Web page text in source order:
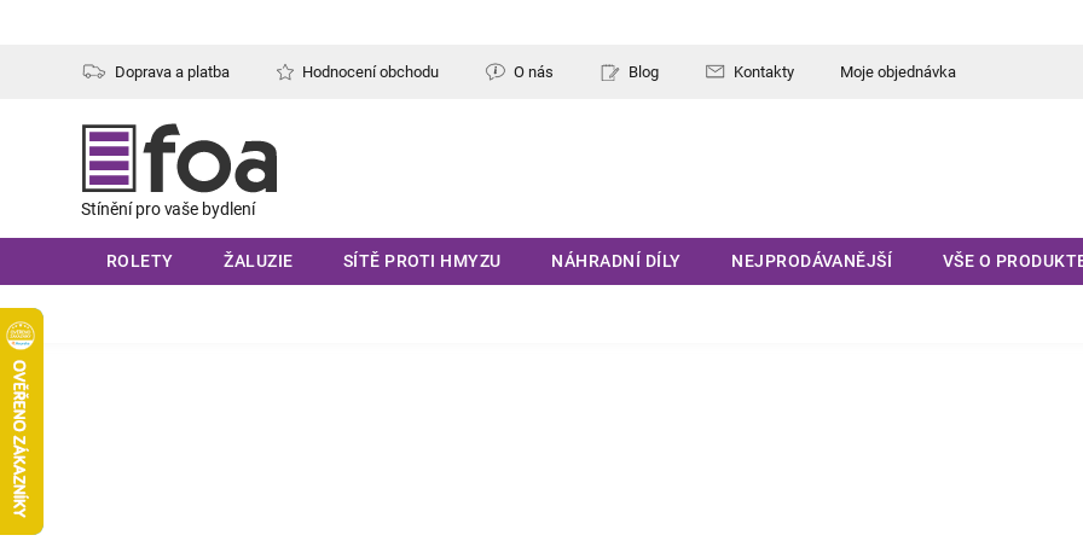
Doprava a platba Hodnocení obchodu O nás Blog Kontakty Moje objednávka
ROLETY ŽALUZIE SÍTĚ PROTI HMYZU NÁHRADNÍ DÍLY NEJPRODÁVANĚJŠÍ VŠE O